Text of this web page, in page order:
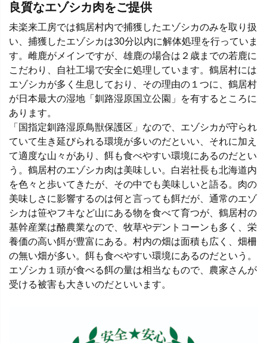
良質なエゾシカ肉をご提供
未楽来工房では鶴居村内で捕獲したエゾシカのみを取り扱
い、捕獲したエゾシカは30分以内に解体処理を行っていま
す。雌鹿がメインですが、雄鹿の場合は２歳までの若鹿に
こだわり、自社工場で安全に処理しています。鶴居村には
エゾシカが多く生息しており、その理由の１つに、鶴居村
が日本最大の湿地「釧路湿原国立公園」を有するところに
あります。
「国指定釧路湿原鳥獣保護区」なので、エゾシカが守られ
ていて生き延びられる環境が多いのだといい、それに加え
て適度な山々があり、餌も食べやすい環境にあるのだとい
う。鶴居村のエゾシカ肉は美味しい。白岩社長も北海道内
を色々と歩いてきたが、その中でも美味しいと語る。肉の
美味しさに影響するのは何と言っても餌だが、通常のエゾ
シカは笹やフキなど山にある物を食べて育つが、鶴居村の
基幹産業は酪農業なので、牧草やデントコーンも多く、栄
養価の高い餌が豊富にある。村内の畑は面積も広く、畑柵
の無い畑が多い。餌も食べやすい環境にあるのだという。
エゾシカ１頭が食べる餌の量は相当なもので、農家さんが
受ける被害も大きいのだといいます。